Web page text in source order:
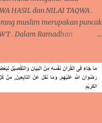
HASIL dan NILAI TAQWA .
muslim merupakan puncak
. Dalam Ramadhan
menjadi peringkat tertinggi
CARA SEDERHANA
SEHARI-HARI Apakah